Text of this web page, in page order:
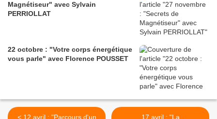
Magnétiseur" avec Sylvain
PERRIOLLAT
22 octobre : "Votre corps énergétique
vous parle" avec Florence POUSSET
< 12 avril : "Parcours d'un
17 avril : "La